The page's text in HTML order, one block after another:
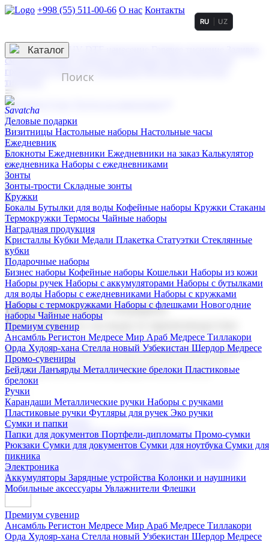
+998 (55) 511-00-66 О нас Контакты
3D гравировка
смолой (Doming)
гравировка твердая
тиснение
RU UZ
☰
Контакты
Каталог
Деловые подарки
Визитницы Настольные наборы Настольные часы
Ежедневник
Блокноты Ежедневники Ежедневники на заказ Калькулятор
ежедневника Наборы с ежедневниками
Зонты
Зонты-трости Складные зонты
Кружки
Бокалы Бутылки для воды Кофейные наборы Кружки Стаканы
Термокружки Термосы Чайные наборы
Наградная продукция
Kристаллы Кубки Медали Плакетка Статуэтки Стеклянные
кубки
Подарочные наборы
Бизнес наборы Кофейные наборы Кошельки Наборы из кожи
Наборы ручек Наборы с аккумуляторами Наборы с бутылками
для воды Наборы с ежедневниками Наборы с кружками
Наборы с термокружками Наборы с флешками Новогодние
наборы Чайные наборы
Премиум сувенир
Ансамбль Регистон Медресе Мир Араб Медресе Тиллакори
Орда Худояр-хана Стелла новый Узбекистан Шердор Медресе
Промо-сувениры
Бейджи Ланъярды Металлические брелоки Пластиковые
брелоки
Ручки
Карандаши Металлические ручки Наборы с ручками
Пластиковые ручки Футляры для ручек Эко ручки
Сумки и папки
Папки для документов Портфели-дипломаты Промо-сумки
Рюкзаки Сумки для документов Сумки для ноутбука Сумки для
пикника
Электроника
Аккумуляторы Зарядные устройства Колонки и наушники
Мобильные аксессуары Увлажнители Флешки
Корпоративные подарки
Поставка со склада и производство
Мы предлагаем широкий выбор корпоративных подарков и
сувениров с логотипом. В нашем каталоге вы найдете
продукцию для бизнеса, мероприятия и клиентов.
Подарочные наборы
Бизнес наборыКофейные наборы Кошельки
Наборы из кожиНаборы ручекНаборы с аккумуляторами
Наборы с бутылками для воды
Наборы с ежедневниками
Наборы с кружками
флешкамиНовогодние наборыЧайные наборы
Премиум сувенир
Ансамбль Регистон Медресе Мир Араб Медресе Тиллакори
Орда Худояр-хана Стелла новый Узбекистан Шердор Медресе